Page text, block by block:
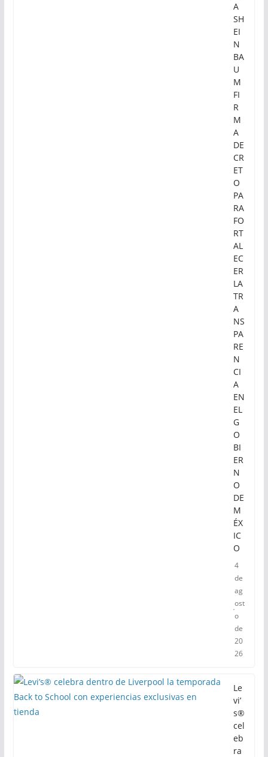
A
SH
EI
N
BA
U
M
FI
R
M
A
DE
CR
ET
O
PA
RA
FO
RT
AL
EC
ER
LA
TR
A
NS
PA
RE
N
CI
A
EN
EL
G
O
BI
ER
N
O
DE
M
ÉX
IC
O
4
de
ag
ost
o
de
20
26
Le
vi’
s®
cel
eb
ra